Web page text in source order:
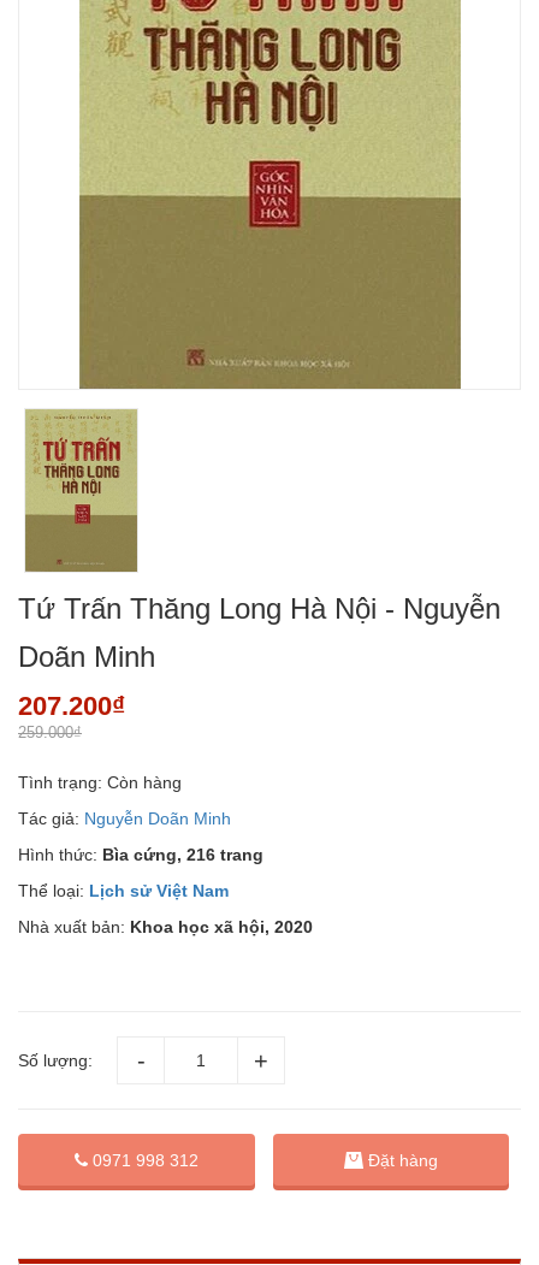
Tứ Trấn Thăng Long Hà Nội - Nguyễn
Doãn Minh
207.200₫
259.000₫
Tình trạng: Còn hàng
Tác giả: Nguyễn Doãn Minh
Hình thức: Bìa cứng, 216 trang
Thể loại: Lịch sử Việt Nam
Nhà xuất bản: Khoa học xã hội, 2020
Số lượng:
0971 998 312 Đặt hàng